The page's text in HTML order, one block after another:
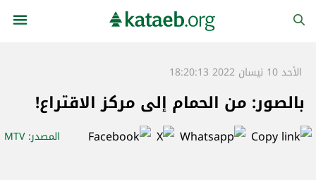
الأحد 10 نيسان 2022 18:20:13
بالصور: من الحمام إلى مركز الاقتراع!
المصدر: MTV